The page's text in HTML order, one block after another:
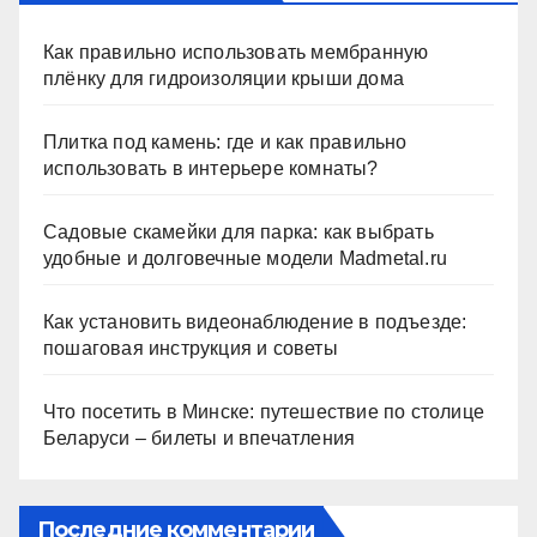
Как правильно использовать мембранную
плёнку для гидроизоляции крыши дома
Плитка под камень: где и как правильно
использовать в интерьере комнаты?
Садовые скамейки для парка: как выбрать
удобные и долговечные модели Madmetal.ru
Как установить видеонаблюдение в подъезде:
пошаговая инструкция и советы
Что посетить в Минске: путешествие по столице
Беларуси – билеты и впечатления
Последние комментарии